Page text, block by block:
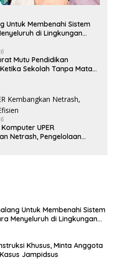
Untuk Membenahi Sistem
di Lingkungan
Mutu Pendidikan
Sekolah Tanpa Mata
UPER
Netrash, Pengelolaan
Untuk Membenahi Sistem
Menyeluruh di Lingkungan
Khusus, Minta Anggota
Jampidsus